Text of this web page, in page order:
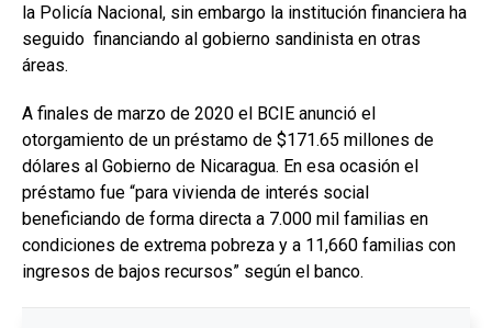
la Policía Nacional, sin embargo la institución financiera ha
seguido financiando al gobierno sandinista en otras
áreas.
A finales de marzo de 2020 el BCIE anunció el
otorgamiento de un préstamo de $171.65 millones de
dólares al Gobierno de Nicaragua. En esa ocasión el
préstamo fue “para vivienda de interés social
beneficiando de forma directa a 7.000 mil familias en
condiciones de extrema pobreza y a 11,660 familias con
ingresos de bajos recursos” según el banco.